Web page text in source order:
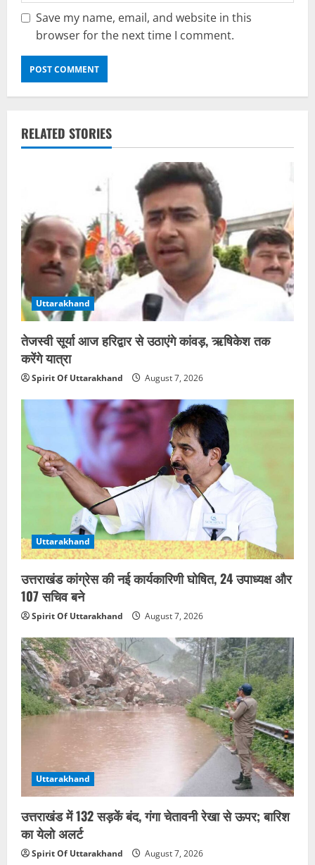
Save my name, email, and website in this
browser for the next time I comment.
RELATED STORIES
Uttarakhand
तेजस्वी सूर्या आज हरिद्वार से उठाएंगे कांवड़, ऋषिकेश तक
करेंगे यात्रा
Spirit Of Uttarakhand August 7, 2026
Uttarakhand
उत्तराखंड कांग्रेस की नई कार्यकारिणी घोषित, 24 उपाध्यक्ष और
107 सचिव बने
Spirit Of Uttarakhand August 7, 2026
Uttarakhand
उत्तराखंड में 132 सड़कें बंद, गंगा चेतावनी रेखा से ऊपर; बारिश
का येलो अलर्ट
Spirit Of Uttarakhand August 7, 2026